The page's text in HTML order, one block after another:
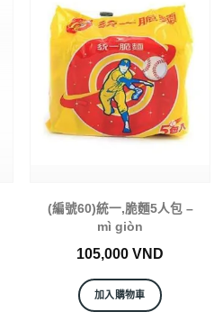
(編號60)統一,脆麵5人包 –
mì giòn
105,000 VND
加入購物車